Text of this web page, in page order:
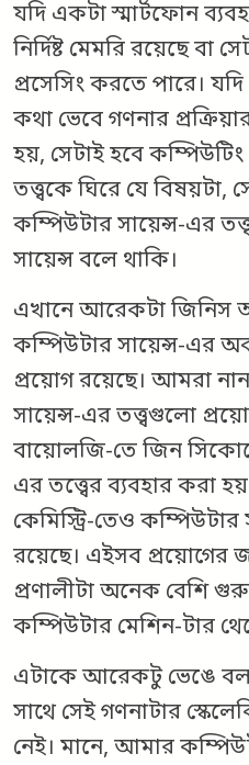
যদি একটা স্মার্টফোন
নির্দিষ্ট মেমরি রয়েছে বা
প্রসেসিং করতে পারে। যদি
কথা ভেবে গণনার
হয়, সেটাই হবে কম্পিউটিং
তত্ত্বকে ঘিরে যে
কম্পিউটার সায়েন্স-এর
সায়েন্স বলে থাকি।
এখানে আরেকটা জিনিস
কম্পিউটার সায়েন্স-এর
প্রয়োগ রয়েছে। আমরা
সায়েন্স-এর তত্ত্বগুলো
বায়োলজি-তে জিন
এর তত্ত্বের ব্যবহার করা
কেমিস্ট্রি-তেও
রয়েছে। এইসব প্রয়োগের
প্রণালীটা অনেক বেশি
কম্পিউটার মেশিন-টার
এটাকে আরেকটু ভেঙে
সাথে সেই গণনাটার
নেই। মানে, আমার